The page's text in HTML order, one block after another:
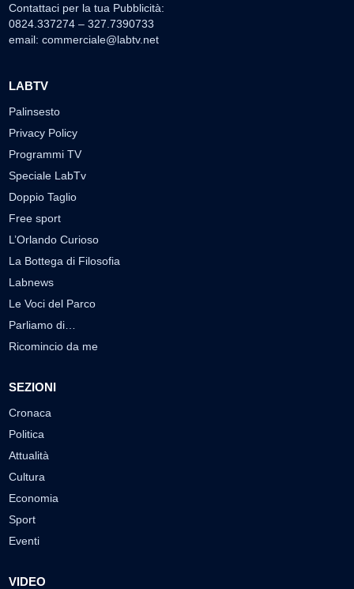
Contattaci per la tua Pubblicità:
0824.337274 – 327.7390733
email: commerciale@labtv.net
LABTV
Palinsesto
Privacy Policy
Programmi TV
Speciale LabTv
Doppio Taglio
Free sport
L’Orlando Curioso
La Bottega di Filosofia
Labnews
Le Voci del Parco
Parliamo di…
Ricomincio da me
SEZIONI
Cronaca
Politica
Attualità
Cultura
Economia
Sport
Eventi
VIDEO